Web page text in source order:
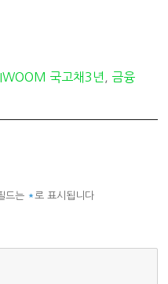
국고채3년
금융
드는 *로 표시됩니다